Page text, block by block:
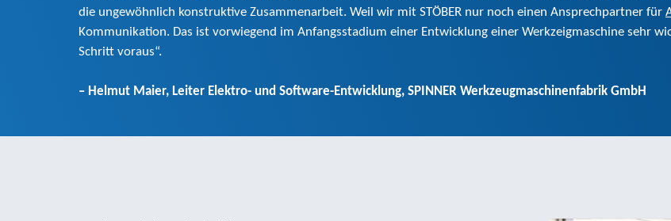
die ungewöhnlich konstruktive Zusammenarbeit. Weil wir mit STÖBER nur noch einen Ansprechpartner für
Kommunikation. Das ist vorwiegend im Anfangsstadium einer Entwicklung einer Werkzeigmaschine sehr
Schritt voraus“.
– Helmut Maier, Leiter Elektro- und Software-Entwicklung, SPINNER Werkzeugmaschinenfabrik GmbH